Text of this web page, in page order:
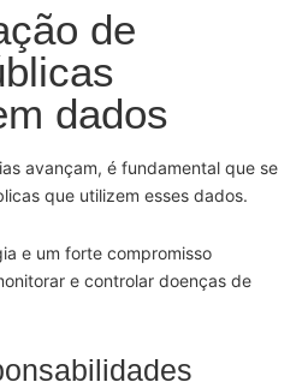
de
dados
avançam, é fundamental que se
que utilizem esses dados.
e um forte compromisso
e controlar doenças de